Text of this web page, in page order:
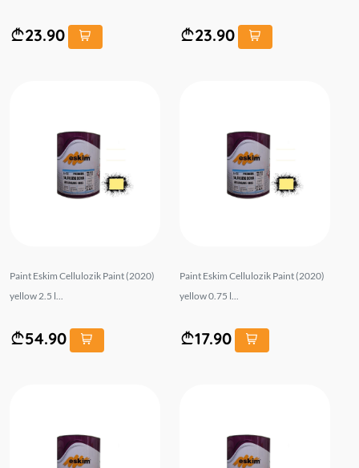
23.90 23.90
Paint Eskim Cellulozik Paint (2020)
yellow 2.5 l...
54.90
Paint Eskim Cellulozik Paint (2020)
yellow 0.75 l...
17.90